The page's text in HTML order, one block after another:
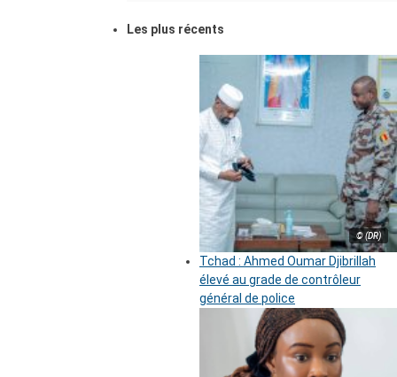
Les plus récents
© (DR)
Tchad : Ahmed Oumar Djibrillah
élevé au grade de contrôleur
général de police